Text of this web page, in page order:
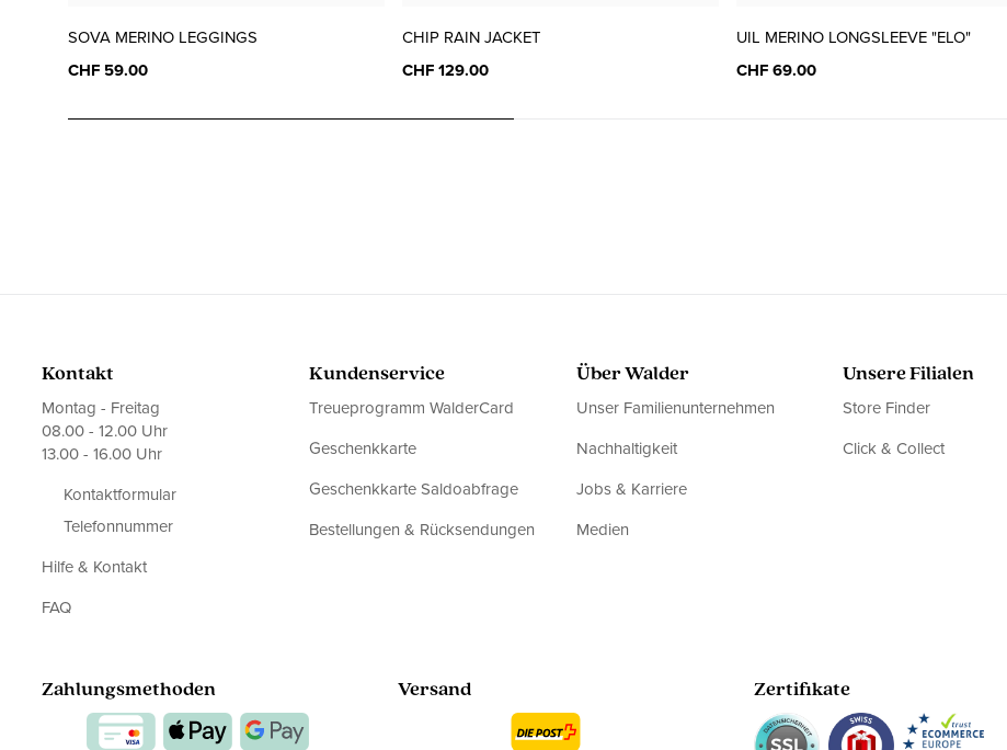
SOVA MERINO LEGGINGS
CHF 59.00
CHIP RAIN JACKET
CHF 129.00
UIL MERINO LONGSLEEVE "ELO"
CHF 69.00
Kontakt
Montag - Freitag
08.00 - 12.00 Uhr
13.00 - 16.00 Uhr
Kontaktformular
Telefonnummer
Hilfe & Kontakt
FAQ
Kundenservice
Treueprogramm WalderCard
Geschenkkarte
Geschenkkarte Saldoabfrage
Bestellungen & Rücksendungen
Über Walder
Unser Familienunternehmen
Nachhaltigkeit
Jobs & Karriere
Medien
Unsere Filialen
Store Finder
Click & Collect
Zahlungsmethoden Versand Zertifikate